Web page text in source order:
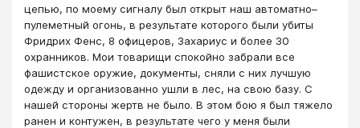
цепью, по моему сигналу был открыт наш автоматно–
пулеметный огонь, в результате которого были убиты
Фридрих Фенс, 8 офицеров, Захариус и более 30
охранников. Мои товарищи спокойно забрали все
фашистское оружие, документы, сняли с них лучшую
одежду и организованно ушли в лес, на свою базу. С
нашей стороны жертв не было. В этом бою я был тяжело
ранен и контужен, в результате чего у меня были